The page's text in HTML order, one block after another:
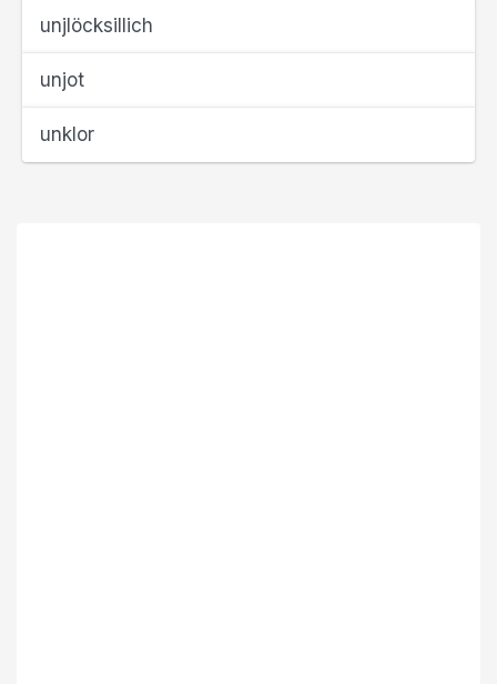
unjlöcksillich
unjot
unklor